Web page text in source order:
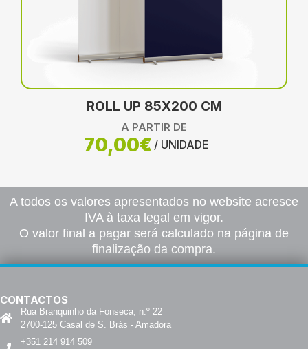
ROLL UP 85X200 CM
A PARTIR DE
70,00€ / UNIDADE
A todos os valores apresentados no website acresce
IVA à taxa legal em vigor.
O valor final a pagar será calculado na página de
finalização da compra.
CONTACTOS
Rua Branquinho da Fonseca, n.º 22
2700-125 Casal de S. Brás - Amadora
+351 214 914 509